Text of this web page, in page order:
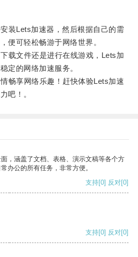
Lets加速器，然后根据自己的需
便可轻松畅游于网络世界。
文件还是进行在线游戏，Lets加
定的网络加速服务。
享网络乐趣！赶快体验Lets加速
吧！。
，涵盖了文档、表格、演示文稿等各个方
办公的所有任务，非常方便。
支持[0] 反对[0]
支持[0] 反对[0]